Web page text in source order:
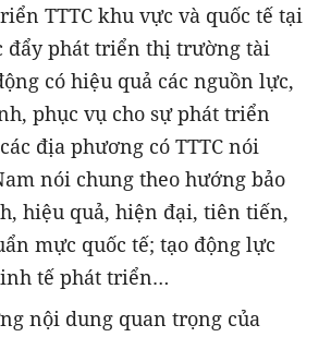
TTTC khu vực và quốc tế tại
đẩy phát triển thị trường tài
có hiệu quả các nguồn lực,
phục vụ cho sự phát triển
địa phương có TTTC nói
nói chung theo hướng bảo
hiệu quả, hiện đại, tiên tiến,
mực quốc tế; tạo động lực
tế phát triển…
nội dung quan trọng của